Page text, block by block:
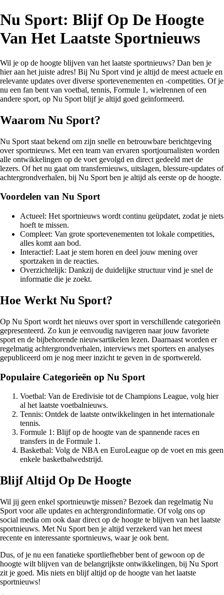
Nu Sport: Blijf Op De Hoogte
Van Het Laatste Sportnieuws
Wil je op de hoogte blijven van het laatste sportnieuws? Dan ben je
hier aan het juiste adres! Bij Nu Sport vind je altijd de meest actuele en
relevante updates over diverse sportevenementen en -competities. Of je
nu een fan bent van voetbal, tennis, Formule 1, wielrennen of een
andere sport, op Nu Sport blijf je altijd goed geïnformeerd.
Waarom Nu Sport?
Nu Sport staat bekend om zijn snelle en betrouwbare berichtgeving
over sportnieuws. Met een team van ervaren sportjournalisten worden
alle ontwikkelingen op de voet gevolgd en direct gedeeld met de
lezers. Of het nu gaat om transfernieuws, uitslagen, blessure-updates of
achtergrondverhalen, bij Nu Sport ben je altijd als eerste op de hoogte.
Voordelen van Nu Sport
Actueel: Het sportnieuws wordt continu geüpdatet, zodat je niets
hoeft te missen.
Compleet: Van grote sportevenementen tot lokale competities,
alles komt aan bod.
Interactief: Laat je stem horen en deel jouw mening over
sportzaken in de reacties.
Overzichtelijk: Dankzij de duidelijke structuur vind je snel de
informatie die je zoekt.
Hoe Werkt Nu Sport?
Op Nu Sport wordt het nieuws over sport in verschillende categorieën
gepresenteerd. Zo kun je eenvoudig navigeren naar jouw favoriete
sport en de bijbehorende nieuwsartikelen lezen. Daarnaast worden er
regelmatig achtergrondverhalen, interviews met sporters en analyses
gepubliceerd om je nog meer inzicht te geven in de sportwereld.
Populaire Categorieën op Nu Sport
Voetbal: Van de Eredivisie tot de Champions League, volg hier
al het laatste voetbalnieuws.
Tennis: Ontdek de laatste ontwikkelingen in het internationale
tennis.
Formule 1: Blijf op de hoogte van de spannende races en
transfers in de Formule 1.
Basketbal: Volg de NBA en EuroLeague op de voet en mis geen
enkele basketbalwedstrijd.
Blijf Altijd Op De Hoogte
Wil jij geen enkel sportnieuwtje missen? Bezoek dan regelmatig Nu
Sport voor alle updates en achtergrondinformatie. Of volg ons op
social media om ook daar direct op de hoogte te blijven van het laatste
sportnieuws. Met Nu Sport ben je altijd verzekerd van het meest
recente en interessante sportnieuws, waar je ook bent.
Dus, of je nu een fanatieke sportliefhebber bent of gewoon op de
hoogte wilt blijven van de belangrijkste ontwikkelingen, bij Nu Sport
zit je goed. Mis niets en blijf altijd op de hoogte van het laatste
sportnieuws!